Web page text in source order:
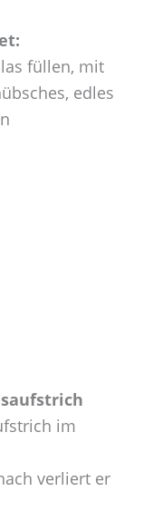
füllen, mit
edles
im
verliert er